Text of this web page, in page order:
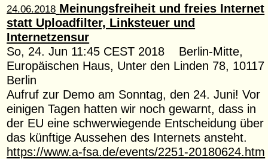
24.06.2018 Meinungsfreiheit und freies Internet
statt Uploadfilter, Linksteuer und
Internetzensur
So, 24. Jun 11:45 CEST 2018 Berlin-Mitte,
Europäischen Haus, Unter den Linden 78, 10117
Berlin
Aufruf zur Demo am Sonntag, den 24. Juni! Vor
einigen Tagen hatten wir noch gewarnt, dass in
der EU eine schwerwiegende Entscheidung über
das künftige Aussehen des Internets ansteht.
https://www.a-fsa.de/events/2251-20180624.htm